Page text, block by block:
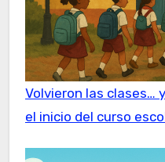
Volvieron las clases…
el inicio del curso